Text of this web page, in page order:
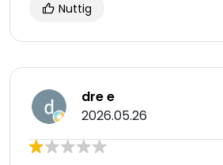
Nuttig
dre e
2026.05.26